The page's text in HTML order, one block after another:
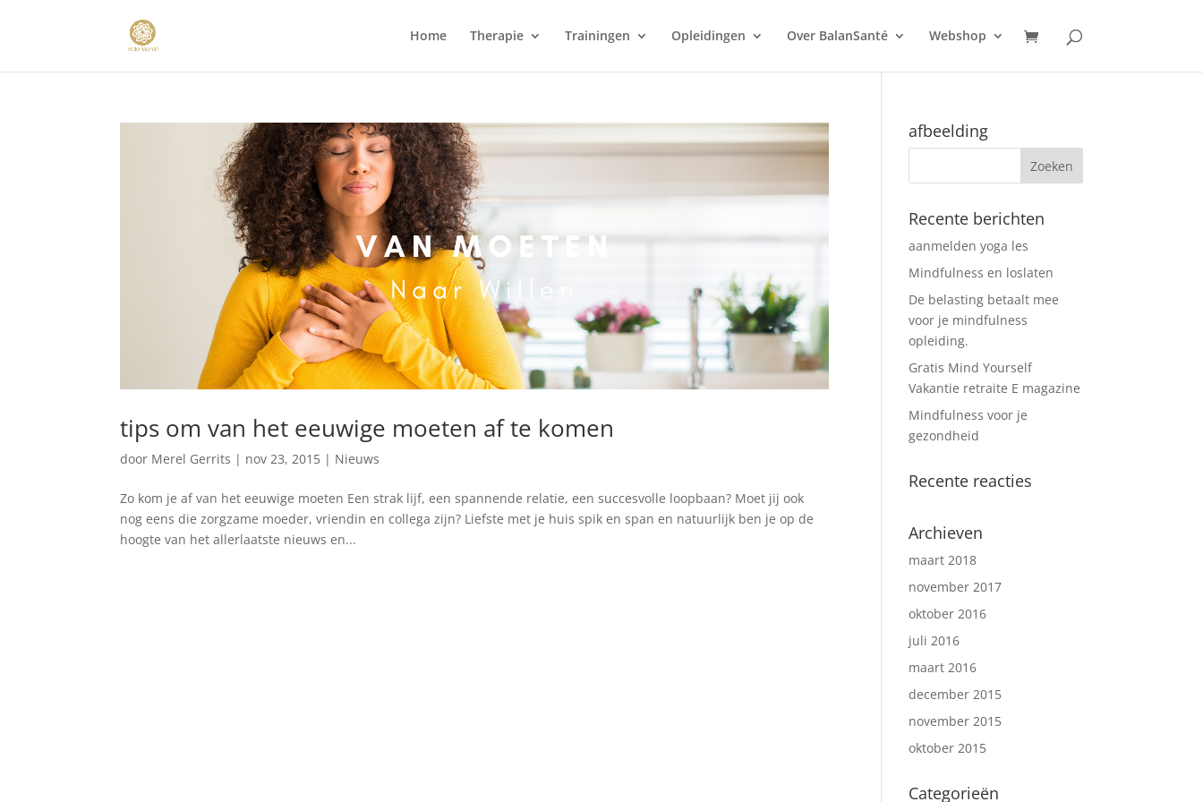
Home Therapie Trainingen Opleidingen Over BalanSanté Webshop
tips om van het eeuwige moeten af te komen
door Merel Gerrits | nov 23, 2015 | Nieuws
Zo kom je af van het eeuwige moeten Een strak lijf, een spannende relatie, een succesvolle loopbaan? Moet jij ook
nog eens die zorgzame moeder, vriendin en collega zijn? Liefste met je huis spik en span en natuurlijk ben je op de
hoogte van het allerlaatste nieuws en...
afbeelding
Recente berichten
aanmelden yoga les
Mindfulness en loslaten
De belasting betaalt mee
voor je mindfulness
opleiding.
Gratis Mind Yourself
Vakantie retraite E magazine
Mindfulness voor je
gezondheid
Recente reacties
Archieven
maart 2018
november 2017
oktober 2016
juli 2016
maart 2016
december 2015
november 2015
oktober 2015
Categorieën